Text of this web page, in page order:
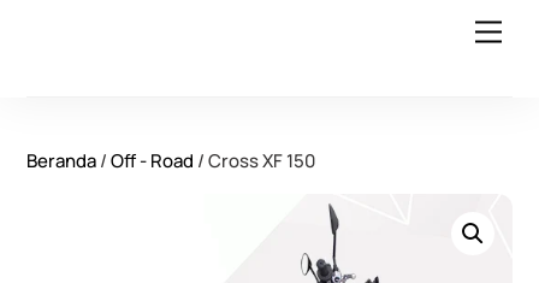
Beranda/Off - Road / Cross XF 150